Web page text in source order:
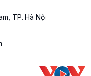
TP. Hà Nội